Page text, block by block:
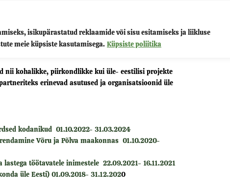
isikupärastatud reklaamide või sisu esitamiseks ja liikluse
meie küpsiste kasutamisega. Küpsiste poliitika
Võluvõru Projektid Teenused
nii kohalikke, piirkondlikke kui üle- eestilisi projekte
erinevad asutused ja organisatsioonid üle
kodanikud 01.10.2022- 31.03.2024
Võru ja Põlva maakonnas 01.10.2020-
lastega töötavatele inimestele 22.09.2021- 16.11.2021
üle Eesti) 01.09.2018- 31.12.2020